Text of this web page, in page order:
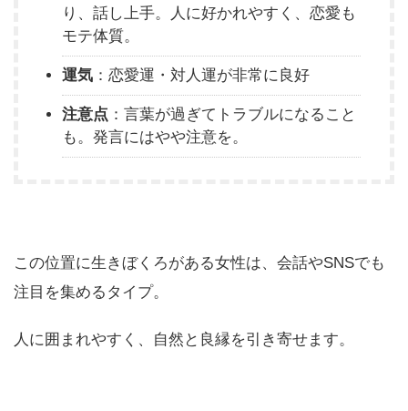
り、話し上手。人に好かれやすく、恋愛も
モテ体質。
運気 ：恋愛運・対人運が非常に良好
注意点 ：言葉が過ぎてトラブルになること
も。発言にはやや注意を。
この位置に生きぼくろがある女性は、会話やSNSでも
注目を集めるタイプ。
人に囲まれやすく、自然と良縁を引き寄せます。